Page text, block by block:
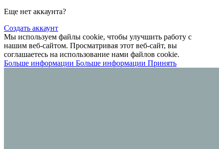
Еще нет аккаунта?
Создать аккаунт
Мы используем файлы cookie, чтобы улучшить работу с
нашим веб-сайтом. Просматривая этот веб-сайт, вы
соглашаетесь на использование нами файлов cookie.
Больше информации Больше информации Принять